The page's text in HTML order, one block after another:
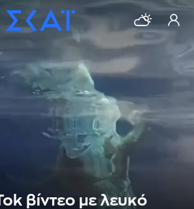
βίντεο με λευκό